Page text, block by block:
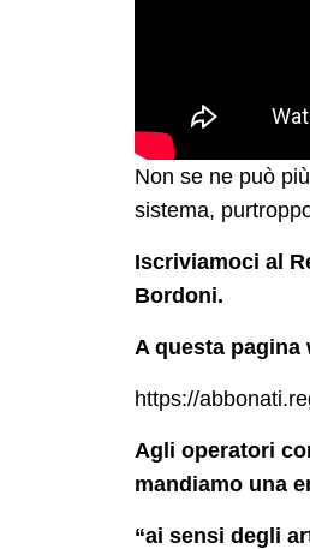
Non se ne può
sistema,
Iscriviamoci al
Bordoni.
A questa
https://
Agli operatori
mandiamo una
“ai sensi degli